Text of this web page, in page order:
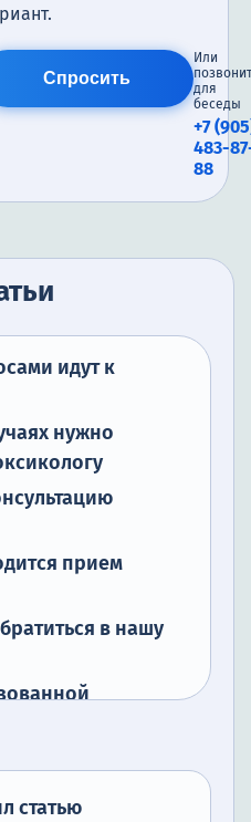
Спросить
Или
для
беседы
+7
483-
88
идут к
нужно
прием
в нашу
статью